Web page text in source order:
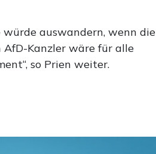
auswandern, wenn die
AfD-Kanzler wäre für alle
so Prien weiter.